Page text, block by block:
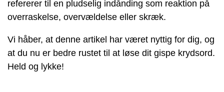
refererer til en pludselig indånding som reaktion på
overraskelse, overvældelse eller skræk.
Vi håber, at denne artikel har været nyttig for dig, og
at du nu er bedre rustet til at løse dit gispe krydsord.
Held og lykke!